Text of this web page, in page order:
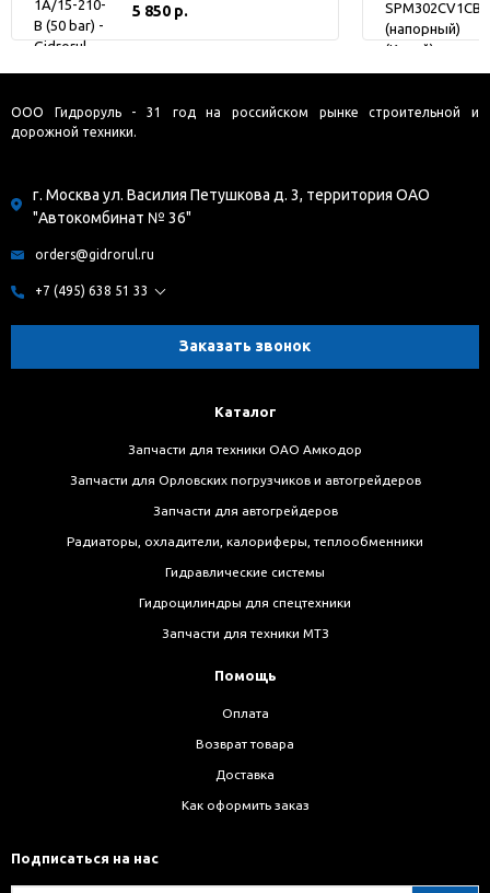
5 850 р.
ООО Гидроруль - 31 год на российском рынке строительной и
дорожной техники.
г. Москва ул. Василия Петушкова д. 3, территория ОАО
"Автокомбинат № 36"
orders@gidrorul.ru
+7 (495) 638 51 33
Заказать звонок
Каталог
Запчасти для техники ОАО Амкодор
Запчасти для Орловских погрузчиков и автогрейдеров
Запчасти для автогрейдеров
Радиаторы, охладители, калориферы, теплообменники
Гидравлические системы
Гидроцилиндры для спецтехники
Запчасти для техники МТЗ
Помощь
Оплата
Возврат товара
Доставка
Как оформить заказ
Подписаться на нас